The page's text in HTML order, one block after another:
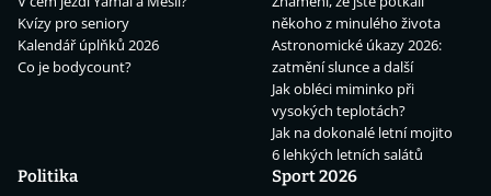
Kvízy pro seniory
Kalendář úplňků 2026
Co je bodycount?
někoho z minulého života
Astronomické úkazy 2026:
zatmění slunce a další
Jak obléci miminko při
vysokých teplotách?
Jak na dokonalé letní mojito
6 lehkých letních salátů
Politika
Sport 2026